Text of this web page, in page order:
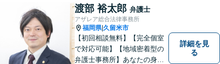
トラブルが起こったら、まず
はご相談ください。【夜間対
応可】
渡部 裕太郎 弁護士
アザレア総合法律事務所
福岡県|久留米市
【初回相談無料】【完全個室
で対応可能】【地域密着型の
弁護士事務所】あなたの身近
詳細を見
る